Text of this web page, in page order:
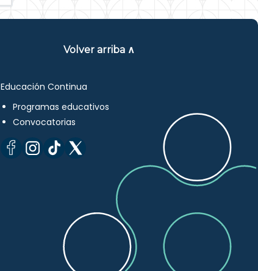
Volver arriba ∧
Educación Continua
Programas educativos
Convocatorias